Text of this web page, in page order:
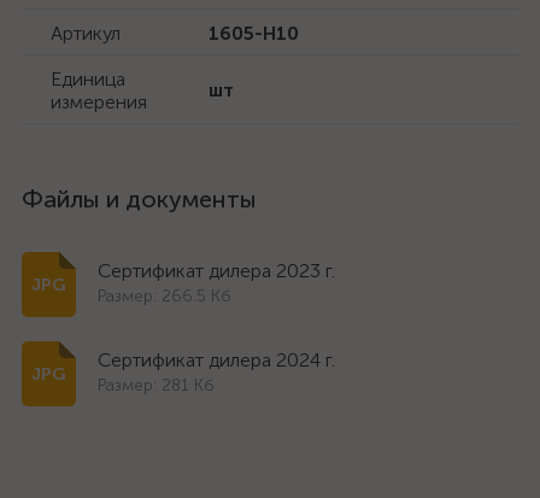
Артикул
1605-H10
Единица
измерения
шт
Файлы и документы
Сертификат дилера 2023 г.
Размер: 266.5 Кб
Сертификат дилера 2024 г.
Размер: 281 Кб